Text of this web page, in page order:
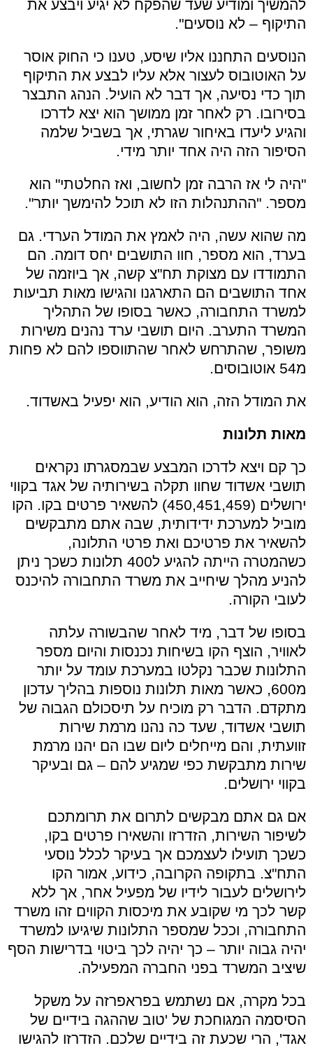
להמשיך ומודיע שעד שהפקח לא יגיע ויבצע את
התיקוף – לא נוסעים".
הנוסעים התחננו אליו שיסע, טענו כי החוק אוסר
על האוטובוס לעצור אלא עליו לבצע את התיקוף
תוך כדי נסיעה, אך דבר לא הועיל. הנהג התבצר
בסירובו. רק לאחר זמן ממושך הוא יצא לדרכו
והגיע ליעדו באיחור שגרתי, אך בשביל שלמה
הסיפור הזה היה אחד יותר מידי.
"היה לי אז הרבה זמן לחשוב, ואז החלטתי" הוא
מספר. "ההתנהלות הזו לא תוכל להימשך יותר".
מה שהוא עשה, היה לאמץ את המודל הערדי. גם
בערד, הוא מספר, חוו התושבים יחס דומה. הם
התמודדו עם מצוקת תח"צ קשה, אך ביוזמה של
אחד התושבים הם התארגנו והגישו מאות תביעות
למשרד התחבורה, כאשר בסופו של התהליך
המשרד התערב. היום תושבי ערד נהנים משירות
משופר, שהתרחש לאחר שהתווספו להם לא פחות
מ54 אוטובוסים.
את המודל הזה, הוא הודיע, הוא יפעיל באשדוד.
מאות תלונות
כך קם ויצא לדרכו המבצע שבמסגרתו נקראים
תושבי אשדוד שחוו תקלה בשירותיה של אגד בקווי
ירושלים (450,451,459) להשאיר פרטים בקו. הקו
מוביל למערכת ידידותית, שבה אתם מתבקשים
להשאיר את פרטיכם ואת פרטי התלונה,
כשהמטרה הייתה להגיע ל400 תלונות כשכך ניתן
להניע מהלך שיחייב את משרד התחבורה להיכנס
לעובי הקורה.
בסופו של דבר, מיד לאחר שהבשורה עלתה
לאוויר, הוצף הקו בשיחות נכנסות והיום מספר
התלונות שכבר נקלטו במערכת עומד על יותר
מ600, כאשר מאות תלונות נוספות בהליך עדכון
מתקדם. הדבר רק מוכיח על תיסכולם הגבוה של
תושבי אשדוד, שעד כה נהנו מרמת שירות
זוועתית, והם מייחלים ליום שבו הם יהנו מרמת
שירות מתבקשת כפי שמגיע להם – גם ובעיקר
בקווי ירושלים.
אם גם אתם מבקשים לתרום את תרומתכם
לשיפור השירות, הזדרזו והשאירו פרטים בקו,
כשכך תועילו לעצמכם אך בעיקר לכלל נוסעי
התח"צ. בתקופה הקרובה, כידוע, אמור הקו
לירושלים לעבור לידיו של מפעיל אחר, אך ללא
קשר לכך מי שקובע את מיכסות הקווים זהו משרד
התחבורה, וככל שמספר התלונות שיגיעו למשרד
יהיה גבוה יותר – כך יהיה לכך ביטוי בדרישות הסף
שיציב המשרד בפני החברה המפעילה.
בכל מקרה, אם נשתמש בפראפרזה על משקל
הסיסמה המגוחכת של 'טוב שההגה בידיים של
אגד', הרי שכעת זה בידיים שלכם. הזדרזו להגישו